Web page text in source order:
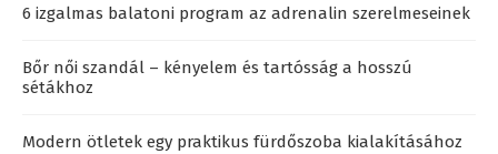
6 izgalmas balatoni program az adrenalin szerelmeseinek
Bőr női szandál – kényelem és tartósság a hosszú
sétákhoz
Modern ötletek egy praktikus fürdőszoba kialakításához